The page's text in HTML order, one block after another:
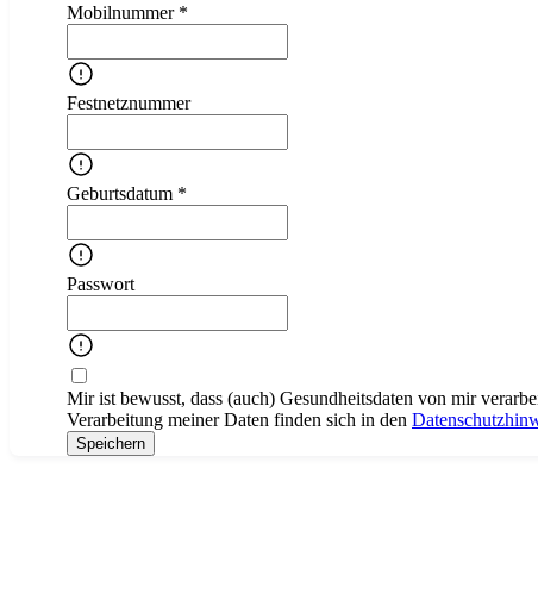
Mobilnummer *
Festnetznummer
Geburtsdatum *
Passwort
Mir ist bewusst, dass (auch) Gesundheitsdaten von mir
Verarbeitung meiner Daten finden sich in den
Speichern